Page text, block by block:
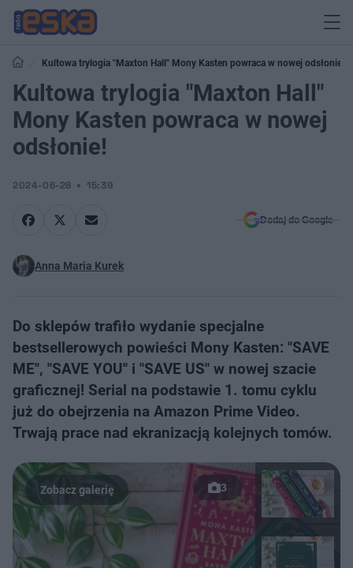
Kultowa trylogia "Maxton Hall" Mony Kasten powraca w nowej odsłonie!
Kultowa trylogia "Maxton Hall"
Mony Kasten powraca w nowej
odsłonie!
2024-06-28 15:39
Dodaj do Google
Anna Maria Kurek
Do sklepów trafiło wydanie specjalne
bestsellerowych powieści Mony Kasten: "SAVE
ME", "SAVE YOU" i "SAVE US" w nowej szacie
graficznej! Serial na podstawie 1. tomu cyklu
już do obejrzenia na Amazon Prime Video.
Trwają prace nad ekranizacją kolejnych tomów.
3